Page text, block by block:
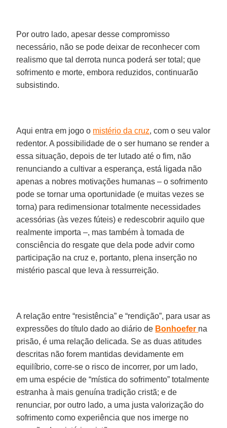
Por outro lado, apesar desse compromisso
necessário, não se pode deixar de reconhecer com
realismo que tal derrota nunca poderá ser total; que
sofrimento e morte, embora reduzidos, continuarão
subsistindo.
Aqui entra em jogo o mistério da cruz, com o seu valor
redentor. A possibilidade de o ser humano se render a
essa situação, depois de ter lutado até o fim, não
renunciando a cultivar a esperança, está ligada não
apenas a nobres motivações humanas – o sofrimento
pode se tornar uma oportunidade (e muitas vezes se
torna) para redimensionar totalmente necessidades
acessórias (às vezes fúteis) e redescobrir aquilo que
realmente importa –, mas também à tomada de
consciência do resgate que dela pode advir como
participação na cruz e, portanto, plena inserção no
mistério pascal que leva à ressurreição.
A relação entre “resistência” e “rendição”, para usar as
expressões do título dado ao diário de Bonhoefer na
prisão, é uma relação delicada. Se as duas atitudes
descritas não forem mantidas devidamente em
equilíbrio, corre-se o risco de incorrer, por um lado,
em uma espécie de “mística do sofrimento” totalmente
estranha à mais genuína tradição cristã; e de
renunciar, por outro lado, a uma justa valorização do
sofrimento como experiência que nos imerge no